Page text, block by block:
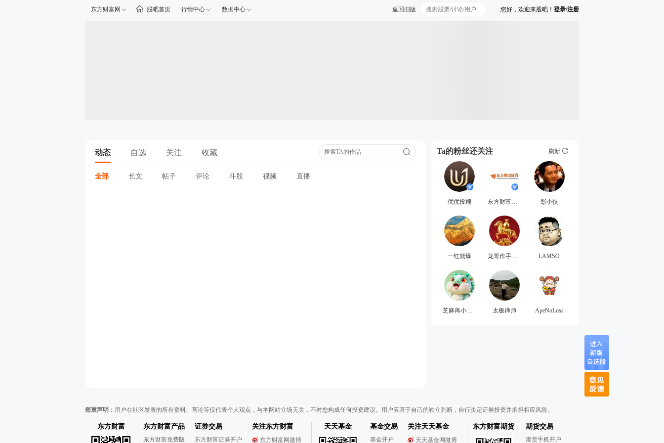
东方财富网 股吧首页 行情中心 数据中心 您好，欢迎来股吧！ 登录/注册
返回旧版
动态 自选 关注 收藏
全部 长文 帖子 评论 斗股 视频 直播
Ta的粉丝还关注 刷新
优优投顾 东方财富证券 彭小侠
一红就爆 龙哥作手日记 LAMSO
芝麻再小也是肉 太极禅师 ApeNoLoss
郑重声明： 用户在社区发表的所有资料、言论等仅代表个人观点，与本网站立场无关，不对您构成任何投资建议。用户应基于自己的独立判断，自行决定证券投资并承担相应风险。
东方财富 东方财富产品
东方财富免费版
证券交易
东方财富证券开户
关注东方财富
东方财富网微博
天天基金 基金交易
基金开户
关注天天基金
天天基金网微博
东方财富期货 期货交易
期货手机开户